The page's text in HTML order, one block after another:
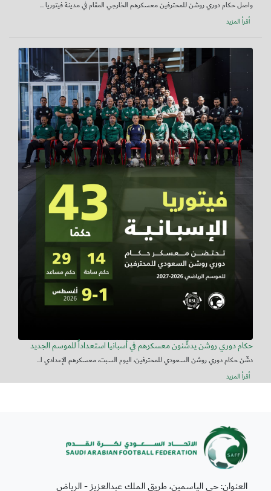
واصل حكام دوري روشن للمحترفين معسكرهم الخارجي المقام في مدينة فيتوريا ...
أقرأ المزيد
حكام دوري روشن يدشّنون معسكرهم في أسبانيا استعداداً للموسم الجديد
دشّن حكام دوري روشن السعودي للمحترفين، اليوم السبت، معسكرهم الإعدادي ا...
أقرأ المزيد
العنوان: حي الياسمين، طريق الملك عبدالعزيز - الرياض